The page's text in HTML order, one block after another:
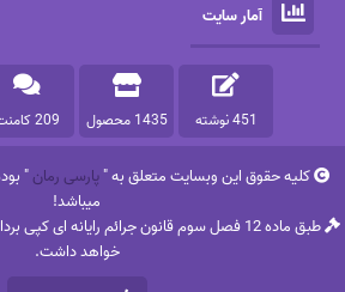
آمار سایت
451 نوشته 1435 محصول 209 کامنت
کلیه حقوق این وبسایت متعلق به "پارسی رمان"
میباشد!
طبق ماده 12 فصل سوم قانون جرائم رایانه ای
خواهد داشت.